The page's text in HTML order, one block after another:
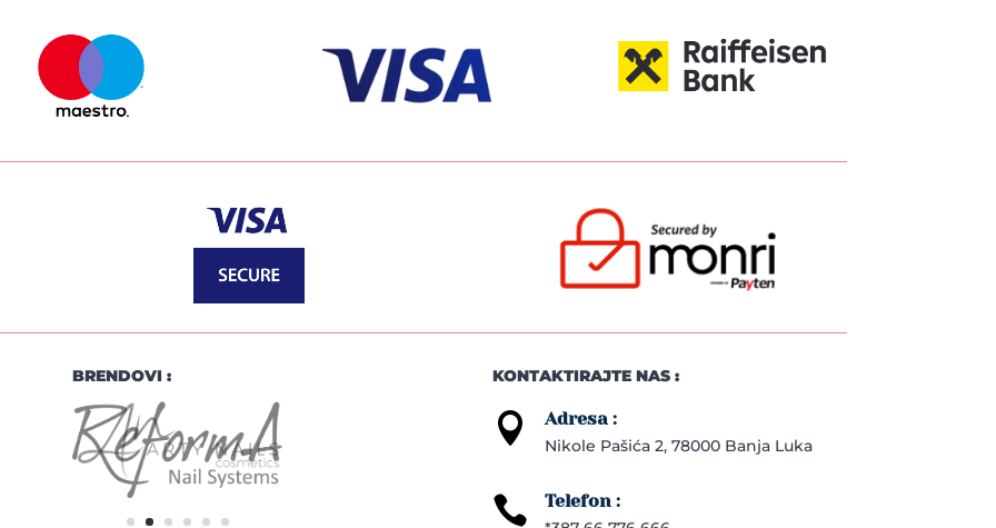
BRENDOVI : KONTAKTIRAJTE NAS :
 Adresa :
Nikole Pašića 2, 78000 Banja Luka
 Telefon :